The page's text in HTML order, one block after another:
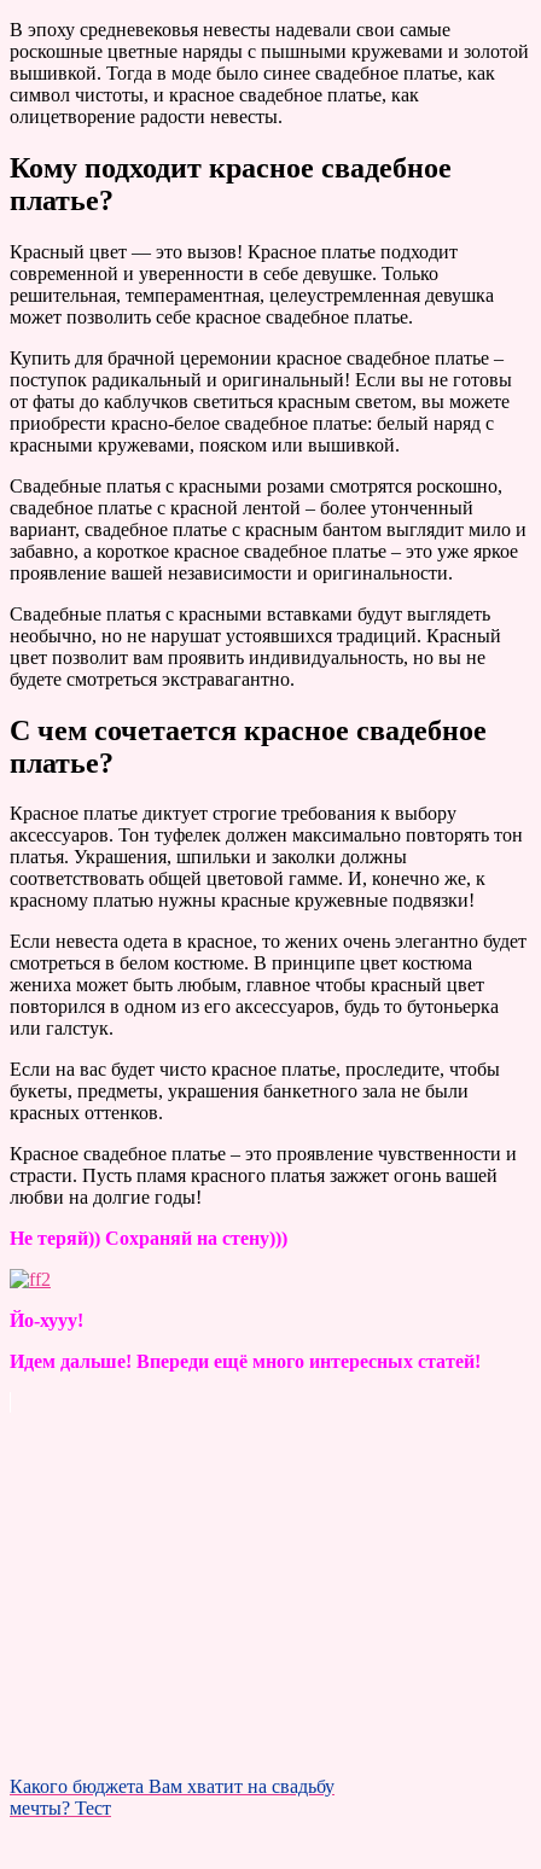
В эпоху средневековья невесты надевали свои самые
роскошные цветные наряды с пышными кружевами и золотой
вышивкой. Тогда в моде было синее свадебное платье, как
символ чистоты, и красное свадебное платье, как
олицетворение радости невесты.
Кому подходит красное свадебное
платье?
Красный цвет — это вызов! Красное платье подходит
современной и уверенности в себе девушке. Только
решительная, темпераментная, целеустремленная девушка
может позволить себе красное свадебное платье.
Купить для брачной церемонии красное свадебное платье –
поступок радикальный и оригинальный! Если вы не готовы
от фаты до каблучков светиться красным светом, вы можете
приобрести красно-белое свадебное платье: белый наряд с
красными кружевами, пояском или вышивкой.
Свадебные платья с красными розами смотрятся роскошно,
свадебное платье с красной лентой – более утонченный
вариант, свадебное платье с красным бантом выглядит мило и
забавно, а короткое красное свадебное платье – это уже яркое
проявление вашей независимости и оригинальности.
Свадебные платья с красными вставками будут выглядеть
необычно, но не нарушат устоявшихся традиций. Красный
цвет позволит вам проявить индивидуальность, но вы не
будете смотреться экстравагантно.
С чем сочетается красное свадебное
платье?
Красное платье диктует строгие требования к выбору
аксессуаров. Тон туфелек должен максимально повторять тон
платья. Украшения, шпильки и заколки должны
соответствовать общей цветовой гамме. И, конечно же, к
красному платью нужны красные кружевные подвязки!
Если невеста одета в красное, то жених очень элегантно будет
смотреться в белом костюме. В принципе цвет костюма
жениха может быть любым, главное чтобы красный цвет
повторился в одном из его аксессуаров, будь то бутоньерка
или галстук.
Если на вас будет чисто красное платье, проследите, чтобы
букеты, предметы, украшения банкетного зала не были
красных оттенков.
Красное свадебное платье – это проявление чувственности и
страсти. Пусть пламя красного платья зажжет огонь вашей
любви на долгие годы!
Не теряй)) Сохраняй на стену)))
Йо-хууу!
Идем дальше! Впереди ещё много интересных статей!
Какого бюджета Вам хватит на свадьбу
мечты? Тест